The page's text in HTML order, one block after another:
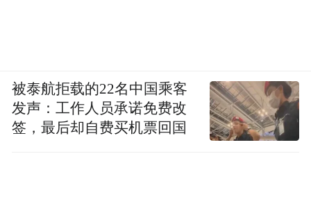
被泰航拒载的22名中国乘客
发声：工作人员承诺免费改
签，最后却自费买机票回国